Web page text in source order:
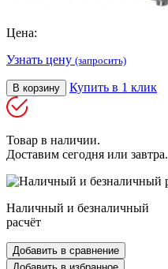
Цена:
Узнать цену (запросить)
В корзину Купить в 1 клик
Товар в наличии.
Доставим сегодня или завтра.
Наличный и безналичный
расчёт
Добавить в сравнение